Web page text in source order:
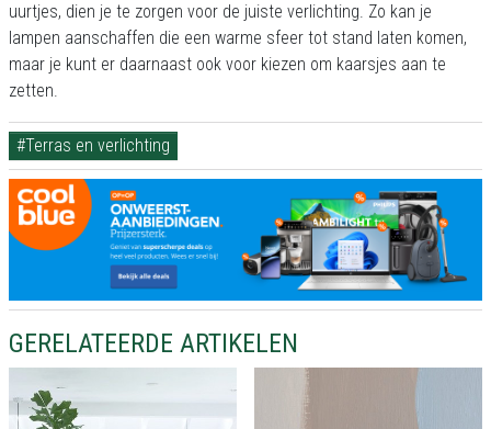
uurtjes, dien je te zorgen voor de juiste verlichting. Zo kan je
lampen aanschaffen die een warme sfeer tot stand laten komen,
maar je kunt er daarnaast ook voor kiezen om kaarsjes aan te
zetten.
#Terras en verlichting
GERELATEERDE ARTIKELEN